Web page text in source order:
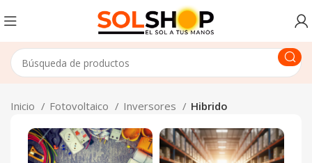
Inicio Fotovoltaico Inversores Hibrido